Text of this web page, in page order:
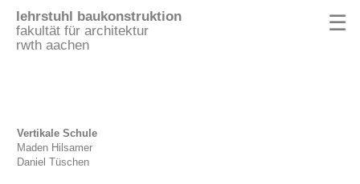
lehrstuhl baukonstruktion
fakultät für architektur
rwth aachen
Vertikale Schule
Maden Hilsamer
Daniel Tüschen
☰